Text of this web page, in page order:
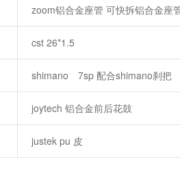
zoom铝合金座管 可快拆铝合金座
cst 26*1.5
shimano 7sp 配合shimano刹把
joytech 铝合金前后花鼓
justek pu 皮